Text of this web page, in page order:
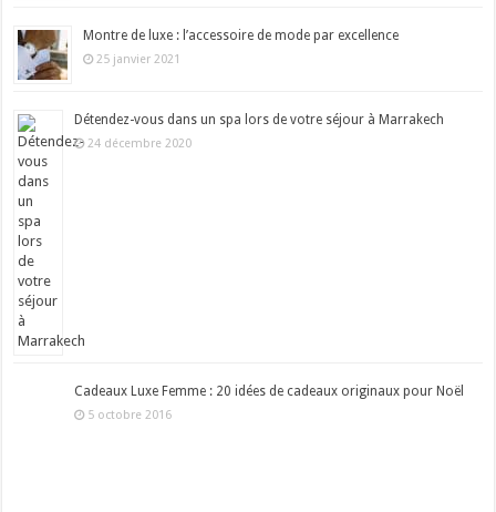
Montre de luxe : l’accessoire de mode par excellence
25 janvier 2021
Détendez-vous dans un spa lors de votre séjour à Marrakech
24 décembre 2020
Cadeaux Luxe Femme : 20 idées de cadeaux originaux pour Noël
5 octobre 2016